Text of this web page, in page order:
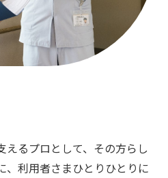
るプロとして、その方らし
、利用者さまひとりひとりに